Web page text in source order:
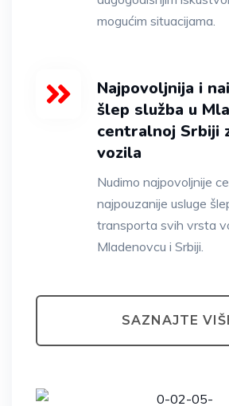
mogućim situacijama.
Najpovoljnija i
šlep služba u
centralnoj Srbiji
vozila
Nudimo najpovoljnije
najpouzanije usluge
transporta svih vrsta
Mladenovcu i Srbiji.
SAZNAJTE